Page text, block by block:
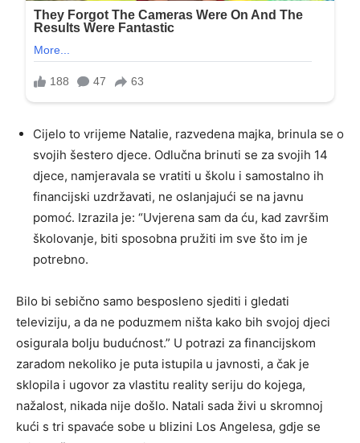
Cijelo to vrijeme Natalie, razvedena majka, brinula se o
svojih šestero djece. Odlučna brinuti se za svojih 14
djece, namjeravala se vratiti u školu i samostalno ih
financijski uzdržavati, ne oslanjajući se na javnu
pomoć. Izrazila je: “Uvjerena sam da ću, kad završim
školovanje, biti sposobna pružiti im sve što im je
potrebno.
Bilo bi sebično samo besposleno sjediti i gledati
televiziju, a da ne poduzmem ništa kako bih svojoj djeci
osigurala bolju budućnost.” U potrazi za financijskom
zaradom nekoliko je puta istupila u javnosti, a čak je
sklopila i ugovor za vlastitu reality seriju do kojega,
nažalost, nikada nije došlo. Natali sada živi u skromnoj
kući s tri spavaće sobe u blizini Los Angelesa, gdje se